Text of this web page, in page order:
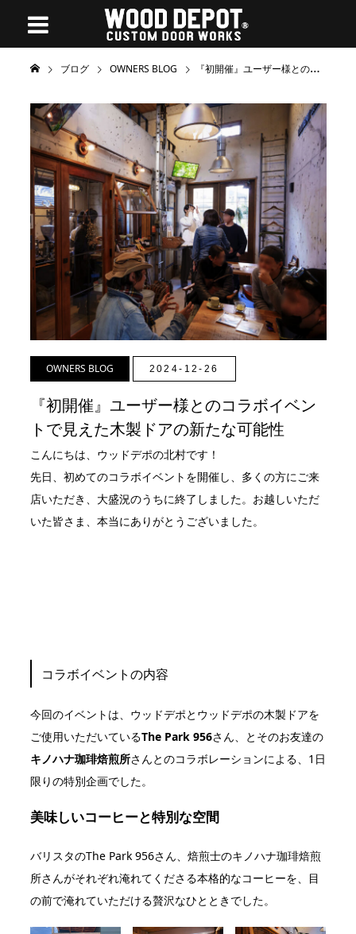
ブログ OWNERS BLOG 『初開催』ユーザー様とのコラボイベントで見えた木製ドアの新たな可能性
OWNERS BLOG 2024-12-26
『初開催』ユーザー様とのコラボイベン
トで見えた木製ドアの新たな可能性
こんにちは、ウッドデポの北村です！
先日、初めてのコラボイベントを開催し、多くの方にご来
店いただき、大盛況のうちに終了しました。お越しいただ
いた皆さま、本当にありがとうございました。
コラボイベントの内容
今回のイベントは、ウッドデポとウッドデポの木製ドアを
ご使用いただいているThe Park 956さん、とそのお友達の
キノハナ珈琲焙煎所さんとのコラボレーションによる、1日
限りの特別企画でした。
美味しいコーヒーと特別な空間
バリスタのThe Park 956さん、焙煎士のキノハナ珈琲焙煎
所さんがそれぞれ淹れてくださる本格的なコーヒーを、目
の前で淹れていただける贅沢なひとときでした。